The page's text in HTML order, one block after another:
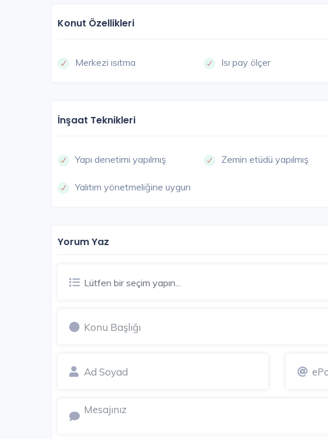
Konut Özellikleri
Merkezi ısıtma Isı pay ölçer
İnşaat Teknikleri
Yapı denetimi yapılmış Zemin etüdü yapılmış
Yalıtım yönetmeliğine uygun
Yorum Yaz
Lütfen bir seçim yapın...
KADIKÖY
Aktan Terrace Suadiye